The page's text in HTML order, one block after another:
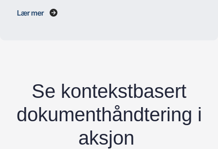
Lær mer
Se kontekstbasert
dokumenthåndtering i
aksjon